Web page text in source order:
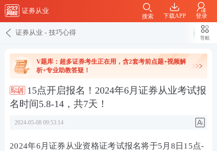
证券从业
下载APP 登录
搜索
证券从业 - 技巧心得
导航
V题库：超多证券考生正在用，含2套考前点题+视频解
析+专业助教答疑！
15点开启报名！2024年6月证券从业考试报
名时间5.8-14，共7天！
2024-05-08 09:53:14
2024年6月证券从业资格证考试报名将于5月8日15点-